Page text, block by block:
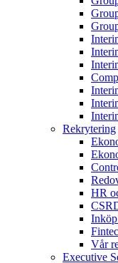
Rekrytering
HR
Vår
Executive